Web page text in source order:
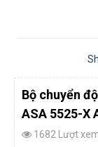
Bộ chuyển
ASA 5525-X
1682 Lượt